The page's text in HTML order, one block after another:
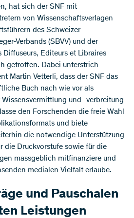
hat sich der SNF mit
von Wissenschaftsverlagen
des Schweizer
Verbands (SBVV) und der
Diffuseurs, Editeurs et Libraires
getroffen. Dabei unterstrich
Martin Vetterli, dass der SNF das
Buch nach wie vor als
und -verbreitung
den Forschenden die freie Wahl
und biete
die notwendige Unterstützung
die Druckvorstufe sowie für die
massgeblich mitfinanziere und
medialen Vielfalt erlaube.
und Pauschalen
Leistungen